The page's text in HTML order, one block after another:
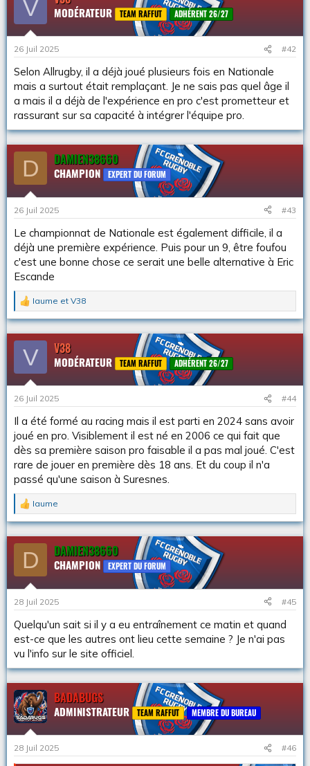
s
o
n
c
i
o
n
s
:
V MODÉRATEUR TEAM RAFFUT ADHÉRENT 26/27
26 Juil 2025 #42
Selon Allrugby, il a déjà joué plusieurs fois en Nationale
mais a surtout était remplaçant. Je ne sais pas quel âge il
a mais il a déjà de l'expérience en pro c'est prometteur et
rassurant sur sa capacité à intégrer l'équipe pro.
D DAMIEN38660
CHAMPION EXPERT DU FORUM
26 Juil 2025 #43
Le championnat de Nationale est également difficile, il a
déjà une première expérience. Puis pour un 9, être foufou
c'est une bonne chose ce serait une belle alternative à Eric
Escande
L
e
s
r
é
c
i
o
s
:
Iaume et V38
V V38
MODÉRATEUR TEAM RAFFUT ADHÉRENT 26/27
26 Juil 2025 #44
Il a été formé au racing mais il est parti en 2024 sans avoir
joué en pro. Visiblement il est né en 2006 ce qui fait que
dès sa première saison pro faisable il a pas mal joué. C'est
rare de jouer en première dès 18 ans. Et du coup il n'a
passé qu'une saison à Suresnes.
L
e
s
r
c
o
n
s
:
Iaume
D DAMIEN38660
CHAMPION EXPERT DU FORUM
28 Juil 2025 #45
Quelqu'un sait si il y a eu entraînement ce matin et quand
est-ce que les autres ont lieu cette semaine ? Je n'ai pas
vu l'info sur le site officiel.
BADABUGS
ADMINISTRATEUR TEAM RAFFUT MEMBRE DU BUREAU
28 Juil 2025 #46